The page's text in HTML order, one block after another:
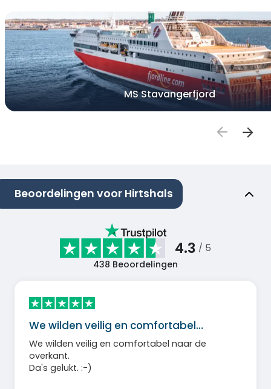
MS Stavangerfjord
Beoordelingen voor Hirtshals
4.3 / 5
438 Beoordelingen
We wilden veilig en comfortabel…
We wilden veilig en comfortabel naar de
overkant.
Da's gelukt. :-)